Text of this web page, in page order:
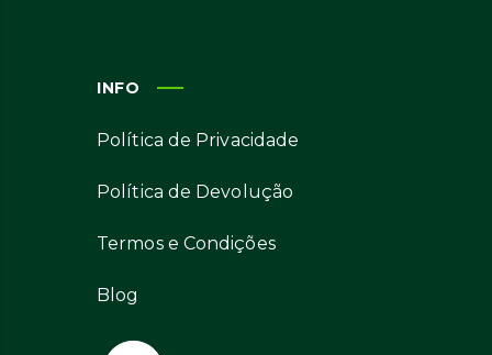
INFO
Política de Privacidade
Política de Devolução
Termos e Condições
Blog